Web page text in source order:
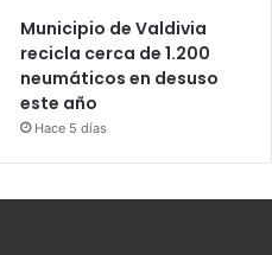
Municipio de Valdivia
recicla cerca de 1.200
neumáticos en desuso
este año
Hace 5 días